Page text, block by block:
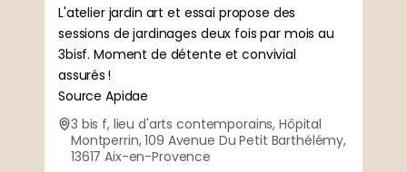
L'atelier jardin art et essai propose des
sessions de jardinages deux fois par mois au
3bisf. Moment de détente et convivial
assurés !
Source Apidae
3 bis f, lieu d'arts contemporains, Hôpital
Montperrin, 109 Avenue Du Petit Barthélémy,
13617 Aix-en-Provence